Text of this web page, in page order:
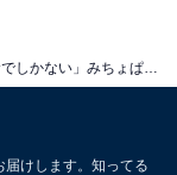
けします。知ってる